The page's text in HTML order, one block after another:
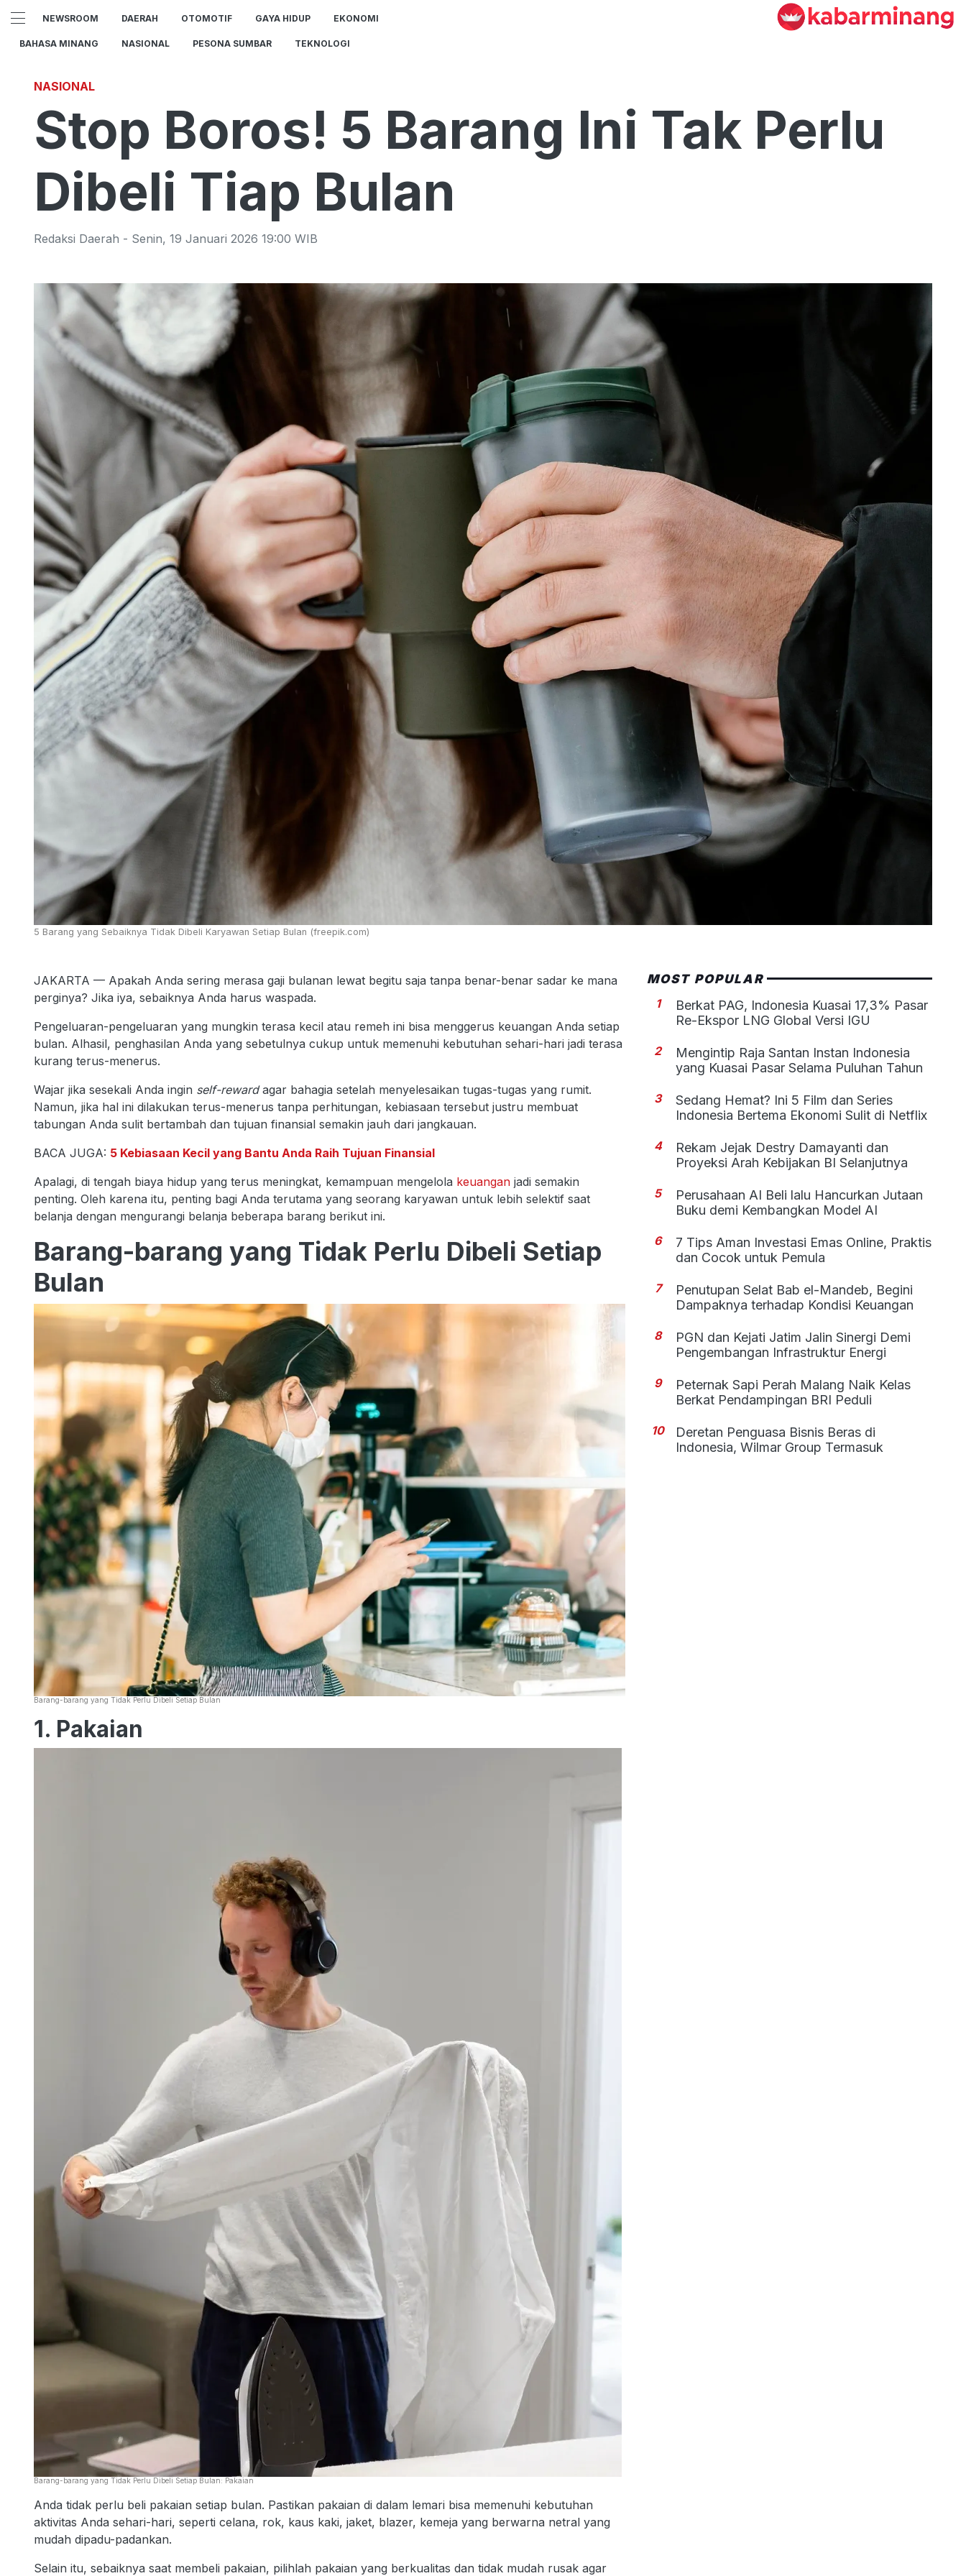
NEWSROOM DAERAH OTOMOTIF GAYA HIDUP EKONOMI
BAHASA MINANG NASIONAL PESONA SUMBAR TEKNOLOGI
NASIONAL
Stop Boros! 5 Barang Ini Tak Perlu
Dibeli Tiap Bulan
Redaksi Daerah - Senin, 19 Januari 2026 19:00 WIB
5 Barang yang Sebaiknya Tidak Dibeli Karyawan Setiap Bulan (freepik.com)
JAKARTA — Apakah Anda sering merasa gaji bulanan lewat begitu saja tanpa benar-benar sadar ke mana
perginya? Jika iya, sebaiknya Anda harus waspada.
Pengeluaran-pengeluaran yang mungkin terasa kecil atau remeh ini bisa menggerus keuangan Anda setiap
bulan. Alhasil, penghasilan Anda yang sebetulnya cukup untuk memenuhi kebutuhan sehari-hari jadi terasa
kurang terus-menerus.
Wajar jika sesekali Anda ingin self-rewardagar bahagia setelah menyelesaikan tugas-tugas yang rumit.
Namun, jika hal ini dilakukan terus-menerus tanpa perhitungan, kebiasaan tersebut justru membuat
tabungan Anda sulit bertambah dan tujuan finansial semakin jauh dari jangkauan.
BACA JUGA: 5 Kebiasaan Kecil yang Bantu Anda Raih Tujuan Finansial
Apalagi, di tengah biaya hidup yang terus meningkat, kemampuan mengelola keuangan jadi semakin
penting. Oleh karena itu, penting bagi Anda terutama yang seorang karyawan untuk lebih selektif saat
belanja dengan mengurangi belanja beberapa barang berikut ini.
Barang-barang yang Tidak Perlu Dibeli Setiap
Bulan
Barang-barang yang Tidak Perlu Dibeli Setiap Bulan
1. Pakaian
Barang-barang yang Tidak Perlu Dibeli Setiap Bulan: Pakaian
Anda tidak perlu beli pakaian setiap bulan. Pastikan pakaian di dalam lemari bisa memenuhi kebutuhan
aktivitas Anda sehari-hari, seperti celana, rok, kaus kaki, jaket, blazer, kemeja yang berwarna netral yang
mudah dipadu-padankan.
Selain itu, sebaiknya saat membeli pakaian, pilihlah pakaian yang berkualitas dan tidak mudah rusak agar
MOST POPULAR
1
Berkat PAG, Indonesia Kuasai 17,3% Pasar
Re-Ekspor LNG Global Versi IGU
2
Mengintip Raja Santan Instan Indonesia
yang Kuasai Pasar Selama Puluhan Tahun
3
Sedang Hemat? Ini 5 Film dan Series
Indonesia Bertema Ekonomi Sulit di Netflix
4
Rekam Jejak Destry Damayanti dan
Proyeksi Arah Kebijakan BI Selanjutnya
5
Perusahaan AI Beli lalu Hancurkan Jutaan
Buku demi Kembangkan Model AI
6
7 Tips Aman Investasi Emas Online, Praktis
dan Cocok untuk Pemula
7
Penutupan Selat Bab el-Mandeb, Begini
Dampaknya terhadap Kondisi Keuangan
8
PGN dan Kejati Jatim Jalin Sinergi Demi
Pengembangan Infrastruktur Energi
9
Peternak Sapi Perah Malang Naik Kelas
Berkat Pendampingan BRI Peduli
10
Deretan Penguasa Bisnis Beras di
Indonesia, Wilmar Group Termasuk